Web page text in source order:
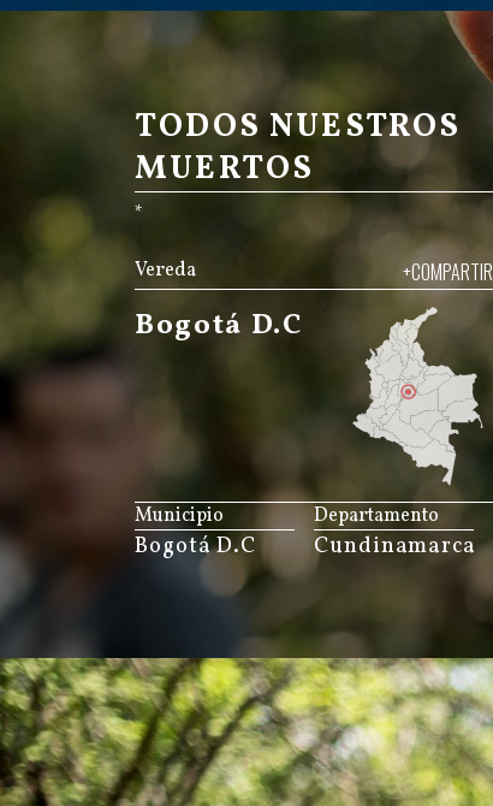
TODOS NUESTROS
MUERTOS
*
Vereda +COMPARTIR
Bogotá D.C
Municipio
Bogotá D.C
Departamento
Cundinamarca